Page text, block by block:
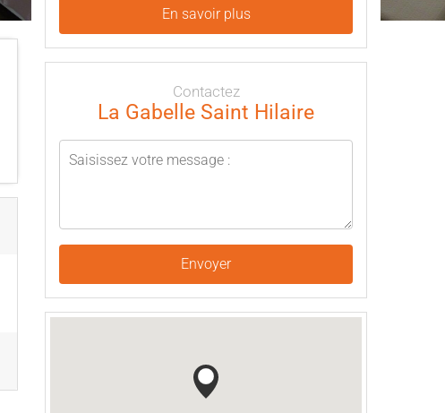
En savoir plus
Contactez
La Gabelle Saint Hilaire
Envoyer